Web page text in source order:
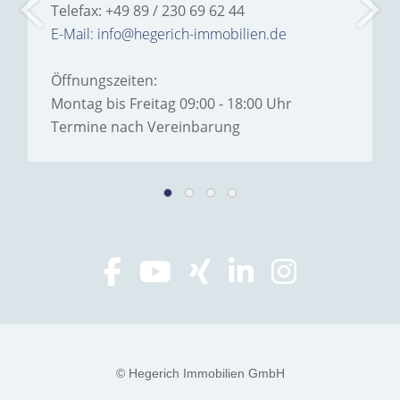
Telefax: +49 89 / 230 69 62 44
E-Mail: info@hegerich-immobilien.de
Öffnungszeiten:
Montag bis Freitag 09:00 - 18:00 Uhr
Termine nach Vereinbarung
© Hegerich Immobilien GmbH